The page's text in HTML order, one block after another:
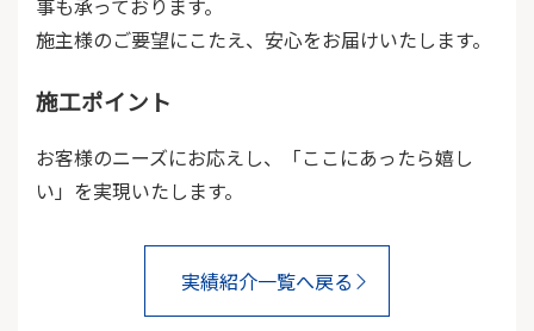
事も承っております。
施主様のご要望にこたえ、安心をお届けいたします。
施工ポイント
お客様のニーズにお応えし、「ここにあったら嬉し
い」を実現いたします。
実績紹介一覧へ戻る